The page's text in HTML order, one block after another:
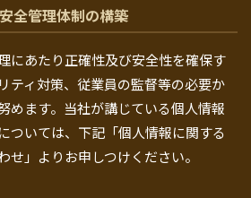
全管理体制の構築
にあたり正確性及び安全性を確保す
ティ対策、従業員の監督等の必要か
めます。当社が講じている個人情報
ついては、下記「個人情報に関する
せ」よりお申しつけください。